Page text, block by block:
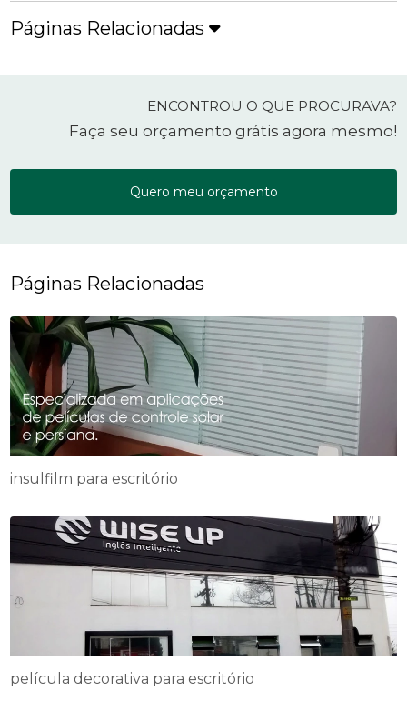
Páginas Relacionadas
ENCONTROU O QUE PROCURAVA?
Faça seu orçamento grátis agora mesmo!
Quero meu orçamento
Páginas Relacionadas
insulfilm para escritório
película decorativa para escritório